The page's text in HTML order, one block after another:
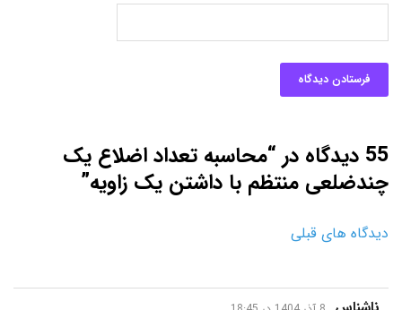
55 دیدگاه در “محاسبه تعداد اضلاع یک
چندضلعی منتظم با داشتن یک زاویه”
دیدگاه های قبلی
گفت: